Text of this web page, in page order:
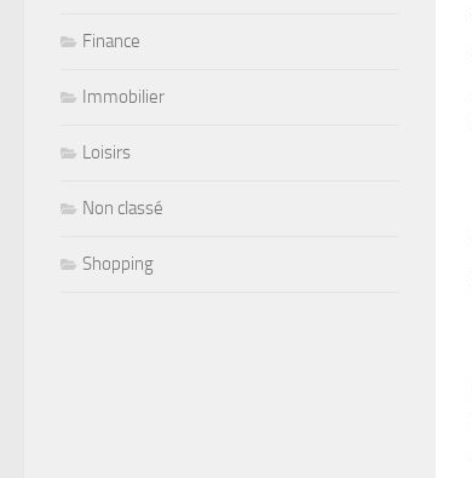
Finance
Immobilier
Loisirs
Non classé
Shopping